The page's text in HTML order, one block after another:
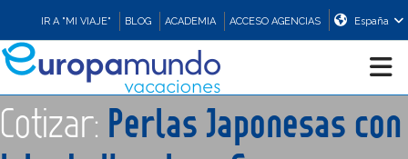
IR A "MI VIAJE" BLOG ACADEMIA ACCESO AGENCIAS España
CRUCEROS
Cotizar: Perlas Japonesas con